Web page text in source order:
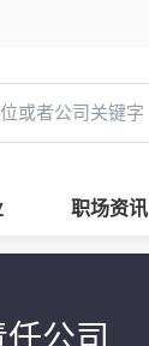
职场资讯
公司